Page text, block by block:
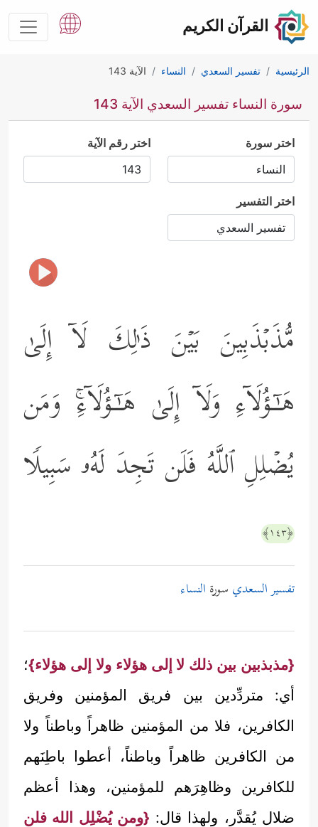
القرآن الكريم
الرئيسية تفسير السعدي النساء الآية 143
سورة النساء تفسير السعدي الآية 143
اختر سورة اختر رقم الآية
اختر التفسير
مُّذَبۡذَبِینَ بَیۡنَ ذَ ٰ⁠لِكَ لَاۤ إِلَىٰ
هَـٰۤـؤُلَاۤءِ وَلَاۤ إِلَىٰ هَـٰۤـؤُلَاۤءِۚ وَمَن
یُضۡلِلِ ٱللَّهُ فَلَن تَجِدَ لَهُۥ سَبِیلࣰا
﴿١٤٣﴾
تفسير السعدي سورة النساء
{مذبذبين بين ذلك لا إلى هؤلاء ولا إلى هؤلاء}؛
أي: متردِّدين بين فريق المؤمنين وفريق
الكافرين، فلا من المؤمنين ظاهراً وباطناً ولا
من الكافرين ظاهراً وباطناً، أعطوا باطِنَهم
للكافرين وظاهِرَهم للمؤمنين، وهذا أعظم
ضلال يُقدَّر، ولهذا قال: {ومن يُضْلِل الله فلن